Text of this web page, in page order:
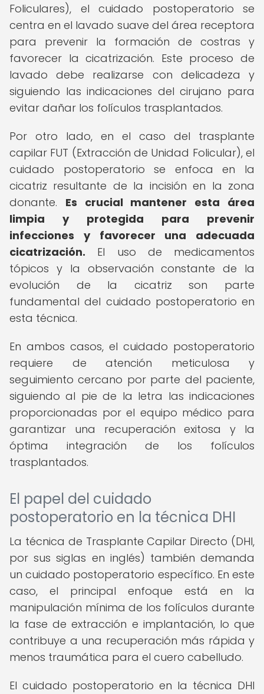
Foliculares), el cuidado postoperatorio se
centra en el lavado suave del área receptora
para prevenir la formación de costras y
favorecer la cicatrización. Este proceso de
lavado debe realizarse con delicadeza y
siguiendo las indicaciones del cirujano para
evitar dañar los folículos trasplantados.
Por otro lado, en el caso del trasplante
capilar FUT (Extracción de Unidad Folicular), el
cuidado postoperatorio se enfoca en la
cicatriz resultante de la incisión en la zona
donante. Es crucial mantener esta área
limpia y protegida para prevenir
infecciones y favorecer una adecuada
cicatrización. El uso de medicamentos
tópicos y la observación constante de la
evolución de la cicatriz son parte
fundamental del cuidado postoperatorio en
esta técnica.
En ambos casos, el cuidado postoperatorio
requiere de atención meticulosa y
seguimiento cercano por parte del paciente,
siguiendo al pie de la letra las indicaciones
proporcionadas por el equipo médico para
garantizar una recuperación exitosa y la
óptima integración de los folículos
trasplantados.
El papel del cuidado
postoperatorio en la técnica DHI
La técnica de Trasplante Capilar Directo (DHI,
por sus siglas en inglés) también demanda
un cuidado postoperatorio específico. En este
caso, el principal enfoque está en la
manipulación mínima de los folículos durante
la fase de extracción e implantación, lo que
contribuye a una recuperación más rápida y
menos traumática para el cuero cabelludo.
El cuidado postoperatorio en la técnica DHI